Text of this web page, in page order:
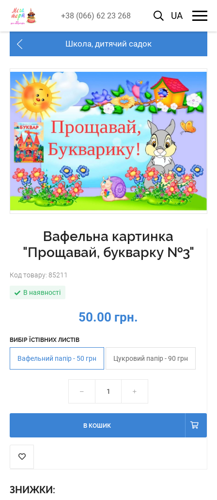
+38 (066) 62 23 268 UA
Школа, дитячий садок
Вафельна картинка
"Прощавай, букварку №3"
Код товару: 85211
В наявності
50.00 грн.
ВИБІР ЇСТІВНИХ ЛИСТІВ
Вафельний папір - 50 грн Цукровий папір - 90 грн
В КОШИК
ЗНИЖКИ: